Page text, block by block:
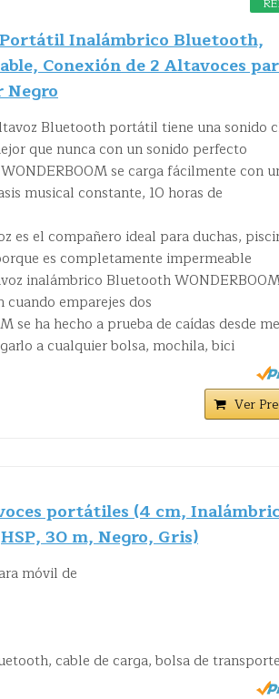
Inalámbrico Bluetooth,
Conexión de 2 Altavoces
Negro
Bluetooth portátil tiene una sonido
que nunca con un sonido perfecto
se carga fácilmente con
musical constante, 10 horas de
es el compañero ideal para duchas,
es completamente impermeable
inalámbrico Bluetooth
cuando emparejes dos
se ha hecho a prueba de caídas desde
a cualquier bolsa, mochila, bici
Ver
portátiles (4 cm,
30 m, Negro, Gris)
móvil de
cable de carga, bolsa de transporte